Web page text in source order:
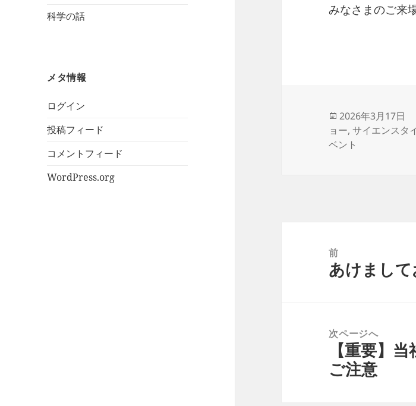
科学の話
メタ情報
ログイン
投稿フィード
コメントフィード
WordPress.org
みなさまのご来
投
稿
日:
2026年3月17日
ョー,サイエンスタ
ベント
前
前
あけまして
次ページへ
の
【重要】
ご注意